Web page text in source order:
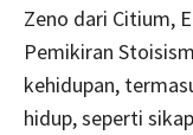
Zeno dari Citium,
Pemikiran
kehidupan,
hidup, seperti